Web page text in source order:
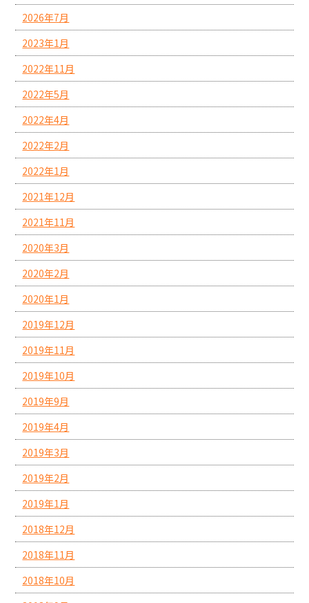
2026年7月
2023年1月
2022年11月
2022年5月
2022年4月
2022年2月
2022年1月
2021年12月
2021年11月
2020年3月
2020年2月
2020年1月
2019年12月
2019年11月
2019年10月
2019年9月
2019年4月
2019年3月
2019年2月
2019年1月
2018年12月
2018年11月
2018年10月